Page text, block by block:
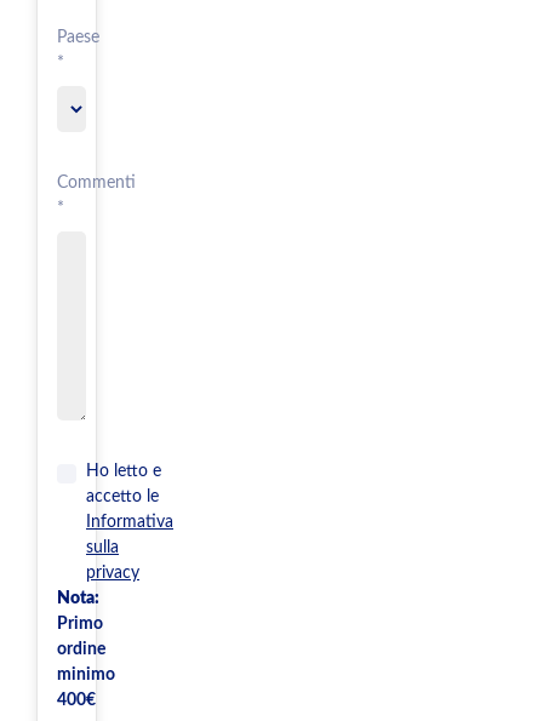
Paese
*
Commenti
*
Ho letto e
accetto le
Informativa
sulla
privacy
Nota:
Primo
ordine
minimo
400€